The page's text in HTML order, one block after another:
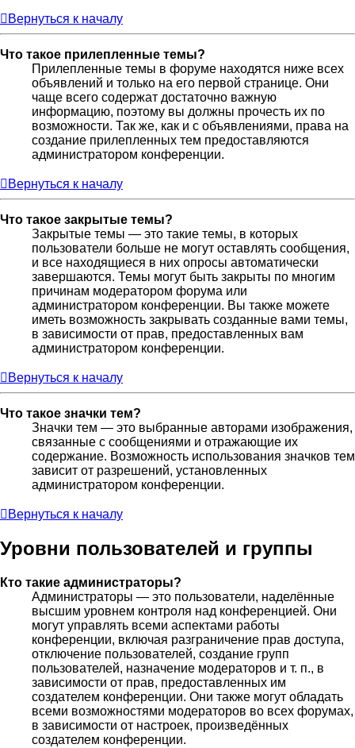
Вернуться к началу
Что такое прилепленные темы?
Прилепленные темы в форуме находятся ниже всех
объявлений и только на его первой странице. Они
чаще всего содержат достаточно важную
информацию, поэтому вы должны прочесть их по
возможности. Так же, как и с объявлениями, права на
создание прилепленных тем предоставляются
администратором конференции.
Вернуться к началу
Что такое закрытые темы?
Закрытые темы — это такие темы, в которых
пользователи больше не могут оставлять сообщения,
и все находящиеся в них опросы автоматически
завершаются. Темы могут быть закрыты по многим
причинам модератором форума или
администратором конференции. Вы также можете
иметь возможность закрывать созданные вами темы,
в зависимости от прав, предоставленных вам
администратором конференции.
Вернуться к началу
Что такое значки тем?
Значки тем — это выбранные авторами изображения,
связанные с сообщениями и отражающие их
содержание. Возможность использования значков тем
зависит от разрешений, установленных
администратором конференции.
Вернуться к началу
Уровни пользователей и группы
Кто такие администраторы?
Администраторы — это пользователи, наделённые
высшим уровнем контроля над конференцией. Они
могут управлять всеми аспектами работы
конференции, включая разграничение прав доступа,
отключение пользователей, создание групп
пользователей, назначение модераторов и т. п., в
зависимости от прав, предоставленных им
создателем конференции. Они также могут обладать
всеми возможностями модераторов во всех форумах,
в зависимости от настроек, произведённых
создателем конференции.